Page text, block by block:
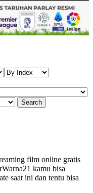
film online gratis
kamu bisa
saat ini dan tentu bisa